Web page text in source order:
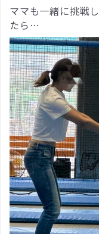
ママも一緒に挑戦
たら…